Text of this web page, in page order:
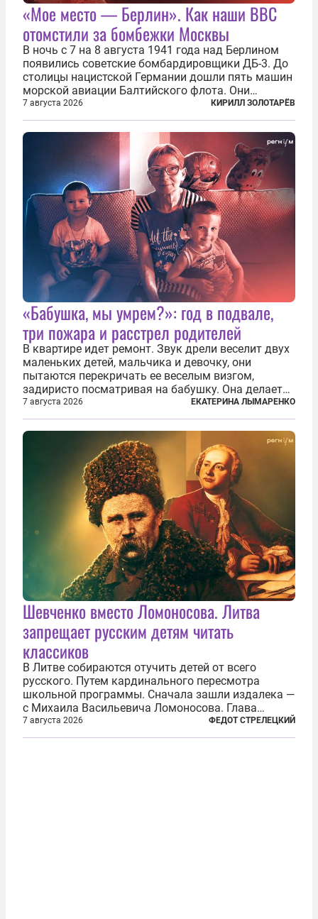
«Мое место — Берлин». Как наши ВВС
отомстили за бомбежки Москвы
В ночь с 7 на 8 августа 1941 года над Берлином
появились советские бомбардировщики ДБ-3. До
столицы нацистской Германии дошли пять машин
морской авиации Балтийского флота. Они
сбросили бомбы на город, который в тот момент
жил в полной уверенности, что война идет где-то
далеко на востоке, Красная...
7 августа 2026 КИРИЛЛ ЗОЛОТАРЁВ
«Бабушка, мы умрем?»: год в подвале,
три пожара и расстрел родителей
В квартире идет ремонт. Звук дрели веселит двух
маленьких детей, мальчика и девочку, они
пытаются перекричать ее веселым визгом,
задиристо посматривая на бабушку. Она делает
им замечание, но внуки чувствуют, что она
сердится невсерьез. И это правда: дрель, конечно,
сверлит противно, но всё...
7 августа 2026 ЕКАТЕРИНА ЛЫМАРЕНКО
Шевченко вместо Ломоносова. Литва
запрещает русским детям читать
классиков
В Литве собираются отучить детей от всего
русского. Путем кардинального пересмотра
школьной программы. Сначала зашли издалека —
с Михаила Васильевича Ломоносова. Глава
правительства Литвы Миндаугас Синкявичюс
предложил исключить его тексты из программ
7 августа 2026 ФЕДОТ СТРЕЛЕЦКИЙ